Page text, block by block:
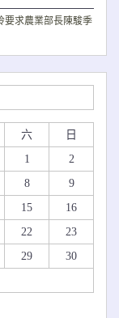
要求農業部長陳駿季
六
日
1
2
8
9
15
16
22
23
29
30